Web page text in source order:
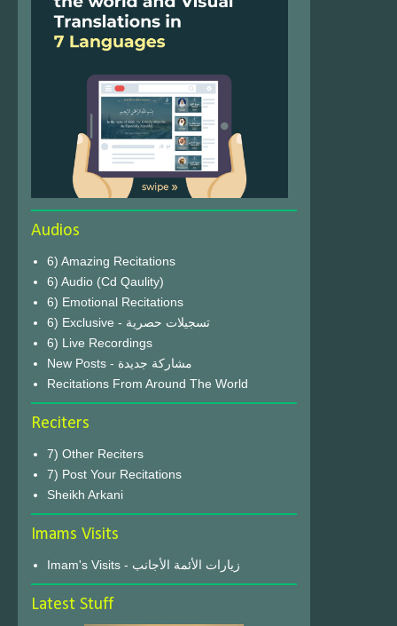
Audios
6) Amazing Recitations
6) Audio (Cd Qaulity)
6) Emotional Recitations
6) Exclusive - تسجيلات حصرية
6) Live Recordings
New Posts - مشاركة جديدة
Recitations From Around The World
Reciters
7) Other Reciters
7) Post Your Recitations
Sheikh Arkani
Imams Visits
Imam's Visits - زيارات الأئمة الأجانب
Latest Stuff